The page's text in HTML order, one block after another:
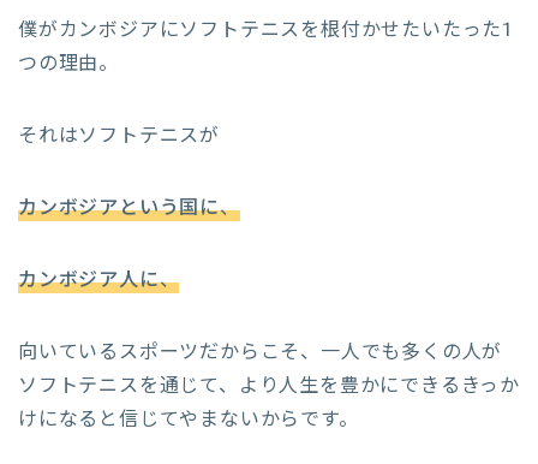
僕がカンボジアにソフトテニスを根付かせたいたった1
つの理由。
それはソフトテニスが
カンボジアという国に、
カンボジア人に、
向いているスポーツだからこそ、一人でも多くの人が
ソフトテニスを通じて、より人生を豊かにできるきっか
けになると信じてやまないからです。